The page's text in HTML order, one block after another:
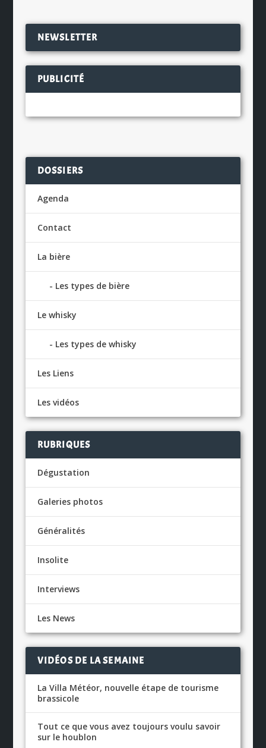
NEWSLETTER
PUBLICITÉ
DOSSIERS
Agenda
Contact
La bière
Les types de bière
Le whisky
Les types de whisky
Les Liens
Les vidéos
RUBRIQUES
Dégustation
Galeries photos
Généralités
Insolite
Interviews
Les News
VIDÉOS DE LA SEMAINE
La Villa Météor, nouvelle étape de tourisme
brassicole
Tout ce que vous avez toujours voulu savoir
sur le houblon